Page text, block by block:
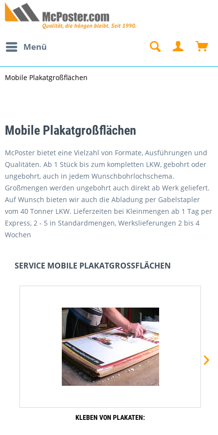
Menü
Mobile Plakatgroßflächen
Mobile Plakatgroßflächen
McPoster bietet eine Vielzahl von Formate, Ausführungen und
Qualitäten. Ab 1 Stück bis zum kompletten LKW, gebohrt oder
ungebohrt, auch in jedem Wunschbohrlochschema.
Großmengen werden ungebohrt auch direkt ab Werk geliefert.
Auf Wunsch bieten wir auch die Abladung per Gabelstapler
vom 40 Tonner LKW. Lieferzeiten bei Kleinmengen ab 1 Tag per
Express, 2 - 5 in Standardmengen, Werkslieferungen 2 bis 4
Wochen
SERVICE MOBILE PLAKATGROSSFLÄCHEN
KLEBEN VON PLAKATEN: